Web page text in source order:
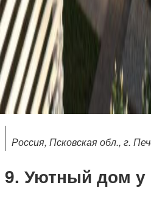
Россия, Псковская обл., г.
Уютный дом у